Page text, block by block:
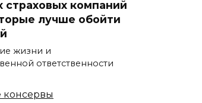
страховых компаний
лучше обойти
жизни и
ответственности